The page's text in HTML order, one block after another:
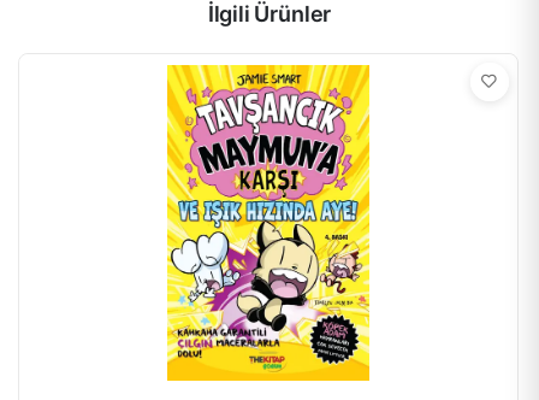
İlgili Ürünler